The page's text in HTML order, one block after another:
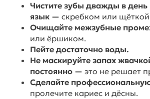
Чистите зубы дважды в день
язык — скребком или
Очищайте межзубные
или ёршиком.
Пейте достаточно воды.
Не маскируйте запах
постоянно — это не решает
Сделайте
пролечите кариес и дёсны.